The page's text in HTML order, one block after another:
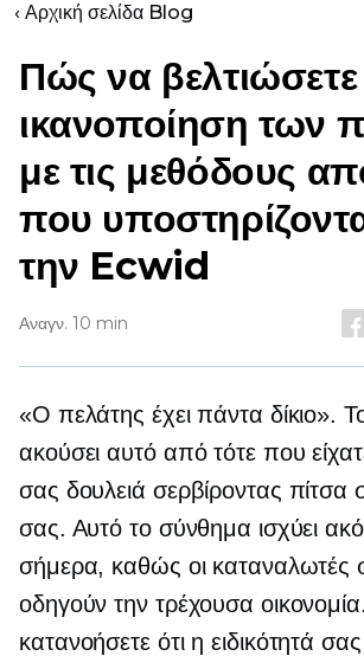
‹ Αρχική σελίδα Blog
Πώς να βελτιώσετε
ικανοποίηση των
με τις μεθόδους
που
την Ecwid
Αναγν. 10 min
«Ο πελάτης έχει πάντα δίκιο».
ακούσει αυτό από τότε που
σας δουλειά σερβίροντας πίτσα
σας. Αυτό το σύνθημα ισχύει
σήμερα, καθώς οι καταναλωτές
οδηγούν την τρέχουσα
κατανοήσετε ότι η ειδικότητά